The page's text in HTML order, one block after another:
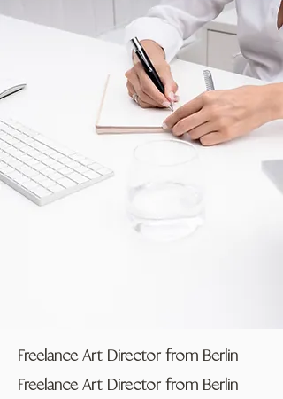
Freelance Art Director from Berlin
Freelance Art Director from Berlin